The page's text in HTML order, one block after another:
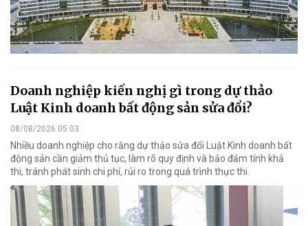
Doanh nghiệp kiến nghị gì trong dự thảo
Luật Kinh doanh bất động sản sửa đổi?
08/08/2026 05:03
Nhiều doanh nghiệp cho rằng dự thảo sửa đổi Luật Kinh doanh bất
động sản cần giảm thủ tục, làm rõ quy định và bảo đảm tính khả
thi, tránh phát sinh chi phí, rủi ro trong quá trình thực thi.